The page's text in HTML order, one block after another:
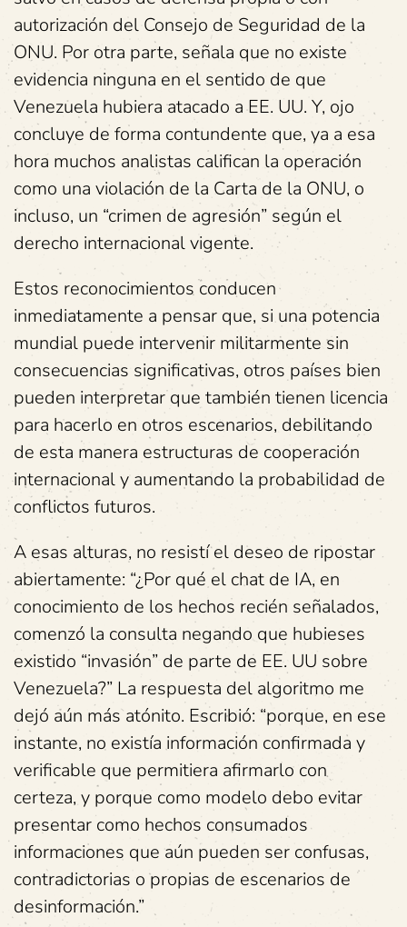
autorización del Consejo de Seguridad de la
ONU. Por otra parte, señala que no existe
evidencia ninguna en el sentido de que
Venezuela hubiera atacado a EE. UU. Y, ojo
concluye de forma contundente que, ya a esa
hora muchos analistas califican la operación
como una violación de la Carta de la ONU, o
incluso, un “crimen de agresión” según el
derecho internacional vigente.
Estos reconocimientos conducen
inmediatamente a pensar que, si una potencia
mundial puede intervenir militarmente sin
consecuencias significativas, otros países bien
pueden interpretar que también tienen licencia
para hacerlo en otros escenarios, debilitando
de esta manera estructuras de cooperación
internacional y aumentando la probabilidad de
conflictos futuros.
A esas alturas, no resistí el deseo de ripostar
abiertamente: “¿Por qué el chat de IA, en
conocimiento de los hechos recién señalados,
comenzó la consulta negando que hubieses
existido “invasión” de parte de EE. UU sobre
Venezuela?” La respuesta del algoritmo me
dejó aún más atónito. Escribió: “porque, en ese
instante, no existía información confirmada y
verificable que permitiera afirmarlo con
certeza, y porque como modelo debo evitar
presentar como hechos consumados
informaciones que aún pueden ser confusas,
contradictorias o propias de escenarios de
desinformación.”